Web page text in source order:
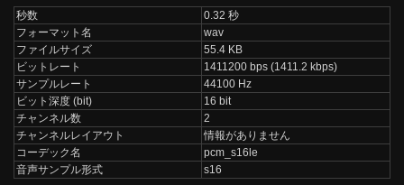
秒数
0.32 秒
フォーマット名
wav
ファイルサイズ
55.4 KB
ビットレート
1411200 bps (1411.2 kbps)
サンプルレート
44100 Hz
ビット深度 (bit)
16 bit
チャンネル数
2
チャンネルレイアウト
情報がありません
コーデック名
pcm_s16le
音声サンプル形式
s16